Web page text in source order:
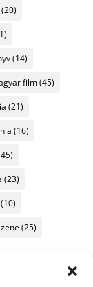
(20)
(14)
film(45)
(21)
(16)
(23)
zene (25)